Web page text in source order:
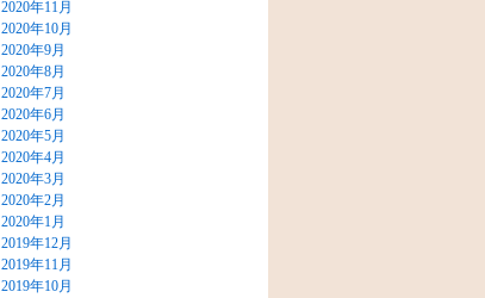
2020年11月
2020年10月
2020年9月
2020年8月
2020年7月
2020年6月
2020年5月
2020年4月
2020年3月
2020年2月
2020年1月
2019年12月
2019年11月
2019年10月